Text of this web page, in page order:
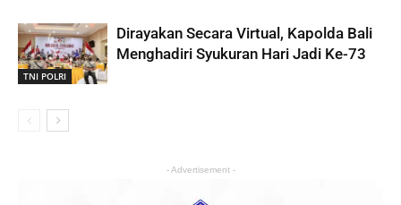
TNI POLRI
Dirayakan Secara Virtual, Kapolda Bali
Menghadiri Syukuran Hari Jadi Ke-73
- Advertisement -